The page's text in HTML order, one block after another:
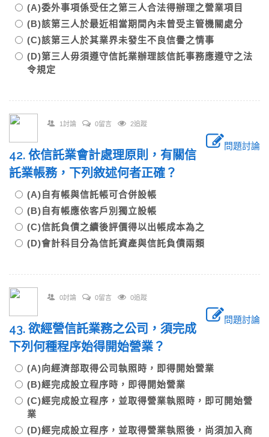
(A)委外事項係受任之第三人合法得辦理之營業項目
(B)該第三人於最近相當期間內未曾受主管機關處分
(C)該第三人於其業界未發生不良信譽之情事
(D)第三人毋須遵守信託業辦理該信託事務應遵守之法
令規定
1討論 0留言 2追蹤
問題討論
42. 依信託業會計處理原則，有關信
託業帳務，下列敘述何者正確？
(A)自有帳與信託帳可合併設帳
(B)自有帳應依客戶別獨立設帳
(C)信託負債之續後評價得以出帳成本為之
(D)會計科目分為信託資產與信託負債兩類
0討論 0留言 0追蹤
問題討論
43. 欲經營信託業務之公司，須完成
下列何種程序始得開始營業？
(A)向經濟部取得公司執照時，即得開始營業
(B)經完成設立程序時，即得開始營業
(C)經完成設立程序，並取得營業執照時，即可開始營
業
(D)經完成設立程序，並取得營業執照後，尚須加入商